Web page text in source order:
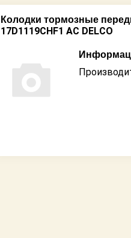
Колодки тормозные
17D1119CHF1 AC DELCO